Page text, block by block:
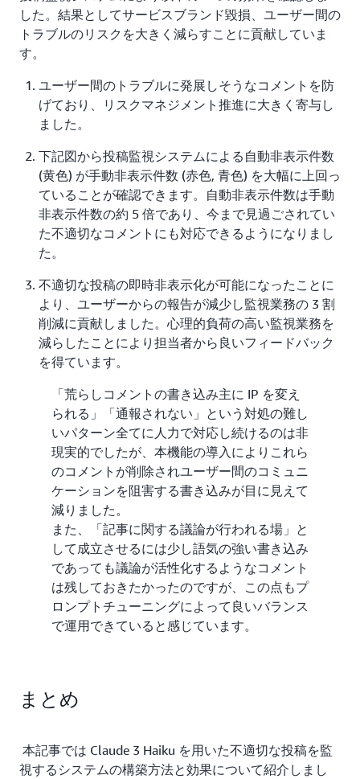
した。結果としてサービスブランド毀損、ユーザー間の
トラブルのリスクを大きく減らすことに貢献していま
す。
ユーザー間のトラブルに発展しそうなコメントを防
げており、リスクマネジメント推進に大きく寄与し
ました。
下記図から投稿監視システムによる自動非表示件数
(黄色) が手動非表示件数 (赤色, 青色) を大幅に上回っ
ていることが確認できます。自動非表示件数は手動
非表示件数の約 5 倍であり、今まで見過ごされてい
た不適切なコメントにも対応できるようになりまし
た。
不適切な投稿の即時非表示化が可能になったことに
より、ユーザーからの報告が減少し監視業務の 3 割
削減に貢献しました。心理的負荷の高い監視業務を
減らしたことにより担当者から良いフィードバック
を得ています。
「荒らしコメントの書き込み主に IP を変え
られる」「通報されない」という対処の難し
いパターン全てに人力で対応し続けるのは非
現実的でしたが、本機能の導入によりこれら
のコメントが削除されユーザー間のコミュニ
ケーションを阻害する書き込みが目に見えて
減りました。
また、「記事に関する議論が行われる場」と
して成立させるには少し語気の強い書き込み
であっても議論が活性化するようなコメント
は残しておきたかったのですが、この点もプ
ロンプトチューニングによって良いバランス
で運用できていると感じています。
まとめ
本記事では Claude 3 Haiku を用いた不適切な投稿を監
視するシステムの構築方法と効果について紹介しまし